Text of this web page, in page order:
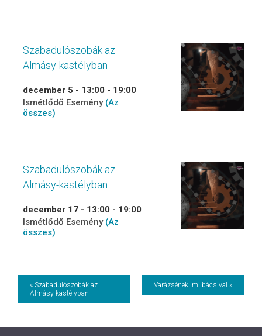
Szabadulószobák az
Almásy-kastélyban
december 5 - 13:00 - 19:00
Ismétlődő Esemény (Az
összes)
Szabadulószobák az
Almásy-kastélyban
december 17 - 13:00 - 19:00
Ismétlődő Esemény (Az
összes)
Event
Navigation
« Szabadulószobák az
Almásy-kastélyban
Varázsének Imi bácsival »